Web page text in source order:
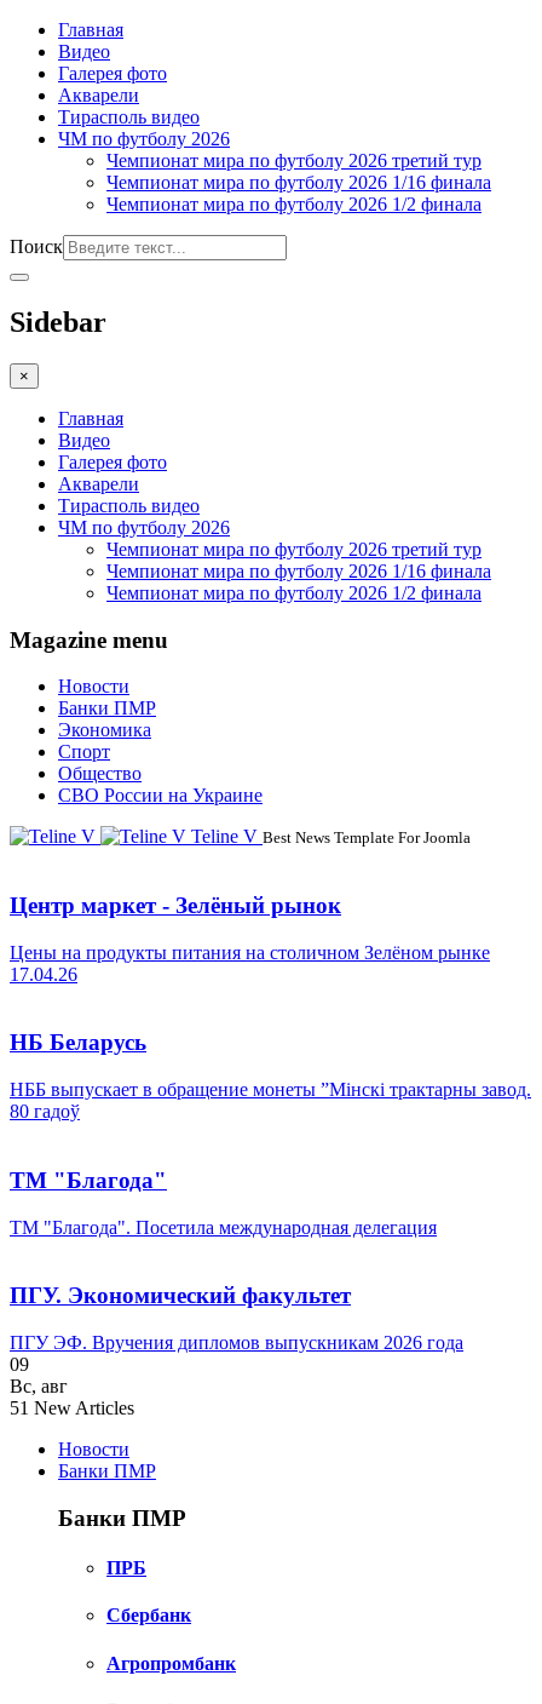
Главная
Видео
Галерея фото
Акварели
Тирасполь видео
ЧМ по футболу 2026
Чемпионат мира по футболу 2026 третий тур
Чемпионат мира по футболу 2026 1/16 финала
Чемпионат мира по футболу 2026 1/2 финала
Поиск
Sidebar
×
Главная
Видео
Галерея фото
Акварели
Тирасполь видео
ЧМ по футболу 2026
Чемпионат мира по футболу 2026 третий тур
Чемпионат мира по футболу 2026 1/16 финала
Чемпионат мира по футболу 2026 1/2 финала
Magazine menu
Новости
Банки ПМР
Экономика
Спорт
Общество
СВО России на Украине
Teline V Best News Template For Joomla
Центр маркет - Зелёный рынок
Цены на продукты питания на столичном Зелёном рынке
17.04.26
НБ Беларусь
НББ выпускает в обращение монеты ”Мінскі трактарны завод.
80 гадоў
ТМ "Благода"
ТМ "Благода". Посетила международная делегация
ПГУ. Экономический факультет
ПГУ ЭФ. Вручения дипломов выпускникам 2026 года
09
Вс, авг
51 New Articles
Новости
Банки ПМР
Банки ПМР
ПРБ
Сбербанк
Агропромбанк